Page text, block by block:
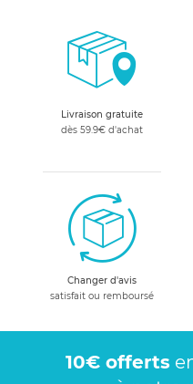
Livraison gratuite
dès 59.9€ d'achat
Changer d'avis
satisfait ou remboursé
10€ offerts